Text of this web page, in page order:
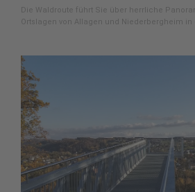
Die Waldroute führt Sie über herrliche
Ortslagen von Allagen und Niederbergheim in